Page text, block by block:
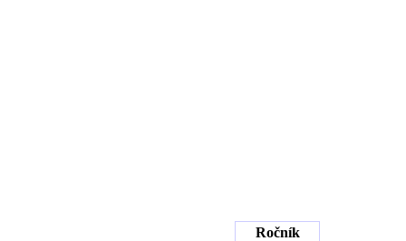
Ročník